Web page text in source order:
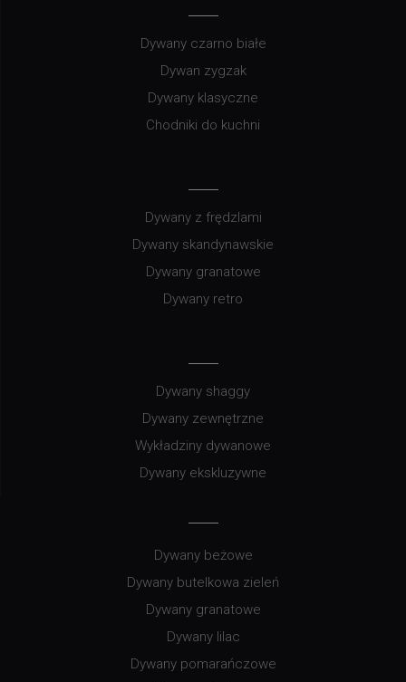
Dywany czarno białe
Dywan zygzak
Dywany klasyczne
Chodniki do kuchni
Dywany z frędzlami
Dywany skandynawskie
Dywany granatowe
Dywany retro
Dywany shaggy
Dywany zewnętrzne
Wykładziny dywanowe
Dywany ekskluzywne
Dywany beżowe
Dywany butelkowa zieleń
Dywany granatowe
Dywany lilac
Dywany pomarańczowe